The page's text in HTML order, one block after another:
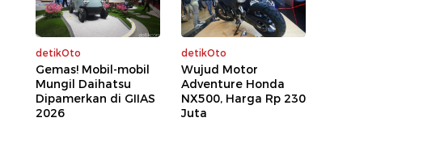
detikOto
Gemas! Mobil-mobil
Mungil Daihatsu
Dipamerkan di GIIAS
2026
detikOto
Wujud Motor
Adventure Honda
NX500, Harga Rp 230
Juta